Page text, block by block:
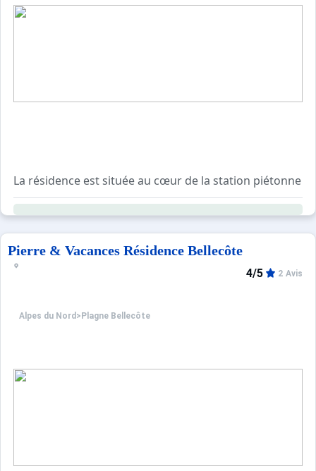
La résidence est située au cœur de la station piétonne
Appartements 2 pièces pour 5 personnes équipés avec
Accès gratuit à la piscine extérieure chauffée, au
La station dispose de commerces, de bars, de
Pierre & Vacances Résidence Bellecôte
Alpes du Nord > Plagne Bellecôte
4/5 2 Avis